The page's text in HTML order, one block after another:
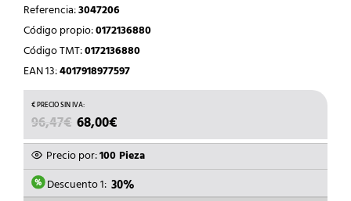
Referencia:3047206
Código propio:0172136880
Código TMT:0172136880
EAN 13:4017918977597
96,47€ EL
PRECIO
ORIGINAL
ERA:
96,47€.
68,00€
PRECIO
ACTUAL
ES:
68,00€.
Precio por:100 Pieza
Descuento 1: 30%